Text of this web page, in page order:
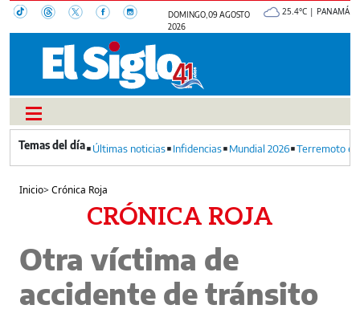
DOMINGO, 09 AGOSTO
2026
25.4°C | PANAMÁ
Últimas noticias Infidencias Mundial 2026 Terremoto
Inicio>Crónica Roja
CRÓNICA ROJA
Otra víctima de
accidente de tránsito